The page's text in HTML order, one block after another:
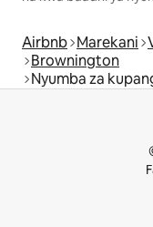
Airbnb Marekani
Brownington
Nyumba za